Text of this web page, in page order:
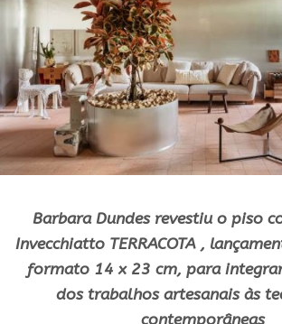
Barbara Dundes revestiu o piso
Invecchiatto TERRACOTA ,
formato 14 x 23 cm, para
dos trabalhos artesanais às
contemporâneas